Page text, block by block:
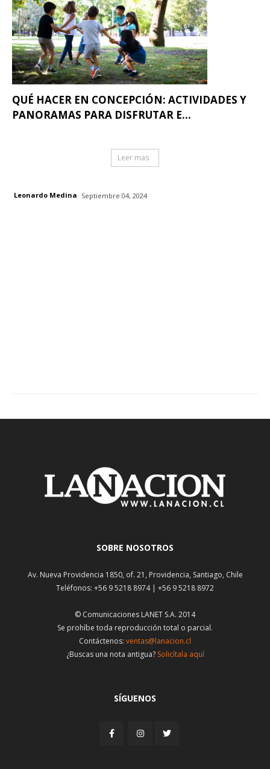
QUÉ HACER EN CONCEPCIÓN: ACTIVIDADES Y
PANORAMAS PARA DISFRUTAR E...
Leer mas
Leonardo Medina Septiembre 04, 2024
SOBRE NOSOTROS
Av. Nueva Providencia 1850, of. 21, Providencia, Santiago, Chile
Teléfonos: +56 9 5218 8974 | +56 9 5218 8972
© Comunicaciones LANET S.A. 2014
Se prohíbe toda reproducción total o parcial.
Contáctenos: ventas@lanacion.cl
¿Buscas una nota antigua? Solicítala aquí
SÍGUENOS